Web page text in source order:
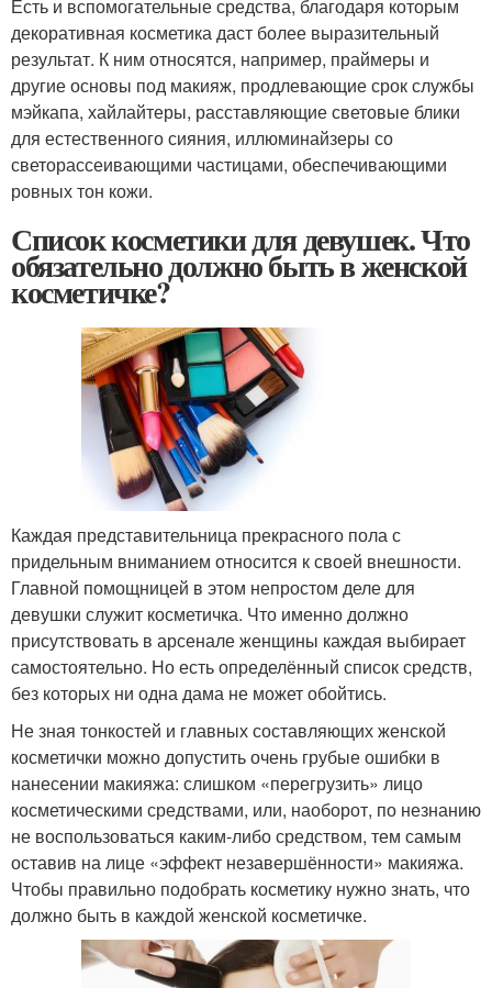
Есть и вспомогательные средства, благодаря которым
декоративная косметика даст более выразительный
результат. К ним относятся, например, праймеры и
другие основы под макияж, продлевающие срок службы
мэйкапа, хайлайтеры, расставляющие световые блики
для естественного сияния, иллюминайзеры со
светорассеивающими частицами, обеспечивающими
ровных тон кожи.
Список косметики для девушек. Что
обязательно должно быть в женской
косметичке?
Каждая представительница прекрасного пола с
придельным вниманием относится к своей внешности.
Главной помощницей в этом непростом деле для
девушки служит косметичка. Что именно должно
присутствовать в арсенале женщины каждая выбирает
самостоятельно. Но есть определённый список средств,
без которых ни одна дама не может обойтись.
Не зная тонкостей и главных составляющих женской
косметички можно допустить очень грубые ошибки в
нанесении макияжа: слишком «перегрузить» лицо
косметическими средствами, или, наоборот, по незнанию
не воспользоваться каким-либо средством, тем самым
оставив на лице «эффект незавершённости» макияжа.
Чтобы правильно подобрать косметику нужно знать, что
должно быть в каждой женской косметичке.